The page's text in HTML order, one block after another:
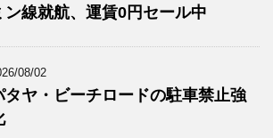
ン線就航、運賃0円セール中
08/02
タヤ・ビーチロードの駐車禁止強